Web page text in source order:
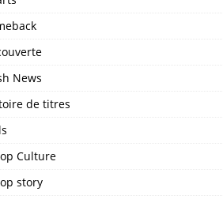
News
de titres
Culture
story